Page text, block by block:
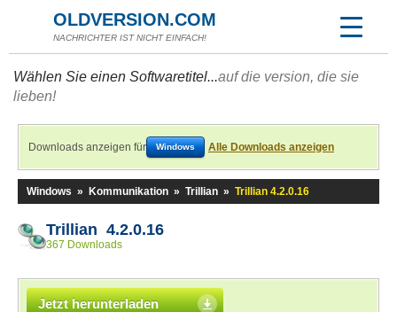
OLDVERSION.COM
NACHRICHTER IST NICHT EINFACH!
Wählen Sie einen Softwaretitel...auf die version, die sie
lieben!
Downloads anzeigen für Windows Alle Downloads anzeigen
Windows » Kommunikation » Trillian » Trillian 4.2.0.16
Trillian 4.2.0.16
367 Downloads
Jetzt herunterladen